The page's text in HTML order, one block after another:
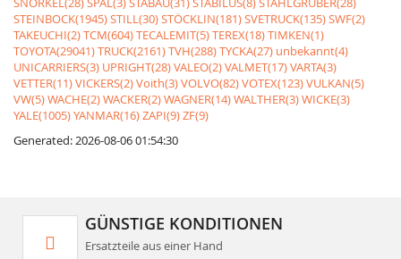
STEINBOCK(1945)STILL(30)STÖCKLIN(181)SVETRUCK(135)SWF(2)
TAKEUCHI(2)TCM(604)TECALEMIT(5)TEREX(18)TIMKEN(1)
TOYOTA(29041)TRUCK(2161)TVH(288)TYCKA(27) unbekannt(4)
UNICARRIERS(3) UPRIGHT(28)VALEO(2)VALMET(17)VARTA(3)
VETTER(11)VICKERS(2)Voith(3)VOLVO(82)VOTEX(123)VULKAN(5)
VW(5)WACHE(2)WACKER(2)WAGNER(14)WALTHER(3)WICKE(3)
YALE(1005)YANMAR(16)ZAPI(9)ZF(9)
Generated: 2026-08-06 01:54:30
GÜNSTIGE KONDITIONEN
Ersatzteile aus einer Hand